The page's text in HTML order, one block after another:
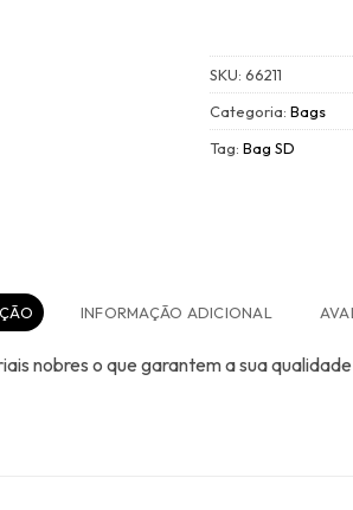
SKU: 66211
Categoria: Bags
Tag: Bag SD
INFORMAÇÃO ADICIONAL
nobres o que garantem a sua